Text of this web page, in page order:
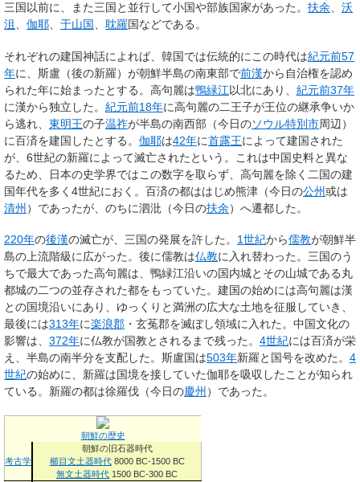
三国以前に、また三国と並行して小国や部族国家があった。 扶余、 沃
沮、 伽耶、 于山国、 耽羅国などである。
それぞれの建国神話によれば、韓国では伝統的にこの時代は紀元前57
年に、斯盧（後の新羅）が朝鮮半島の南東部で前漢から自治権を認め
られた年に始まったとする。高句麗は鴨緑江以北にあり、 紀元前37年
に漢から独立した。 紀元前18年に高句麗の二王子が王位の継承争いか
ら逃れ、 東明王の子温祚が半島の南西部（今日のソウル特別市周辺）
に百済を建国したとする。 伽耶は42年に首露王によって建国された
が、6世紀の新羅によって滅亡されたという。これは中国史料と異な
るため、日本の史学界ではこの数字を取らず、高句麗を除く二国の建
国年代を多く4世紀におく。百済の都ははじめ熊津（今日の公州或は
清州 ）であったが、のちに泗沘（今日の扶余）へ遷都した。
220年の後漢の滅亡が、三国の発展を許した。 1世紀から儒教が朝鮮半
島の上流階級に広がった。後に儒教は仏教に入れ替わった。三国のう
ちで最大であった高句麗は、鴨緑江沿いの国内城とその山城である丸
都城の二つの並存された都をもっていた。建国の始めには高句麗は漢
との国境沿いにあり、ゆっくりと満洲の広大な土地を征服していき、
最後には313年に楽浪郡 ・玄菟郡を滅ぼし領域に入れた。中国文化の
影響は、 372年に仏教が国教とされるまで残った。 4世紀には百済が栄
え、半島の南半分を支配した。斯盧国は503年新羅と国号を改めた。 4
世紀の始めに、新羅は国境を接していた伽耶を吸収したことが知られ
ている。新羅の都は徐羅伐（今日の慶州 ）であった。
朝鮮の歴史
考古学
朝鮮の旧石器時代
櫛目文土器時代8000 BC-1500 BC
無文土器時代 1500 BC-300 BC